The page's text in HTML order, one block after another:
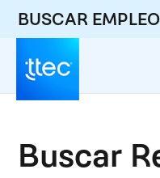
BUSCAR
Buscar